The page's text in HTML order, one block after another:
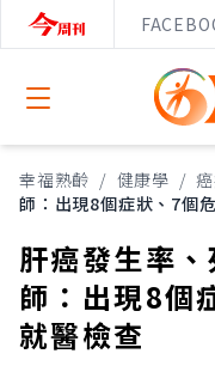
Open menu
幸福熟齡 / 健康學 /
師：出現8個症狀、7個
肝癌發生率
師：出現8個
就醫檢查